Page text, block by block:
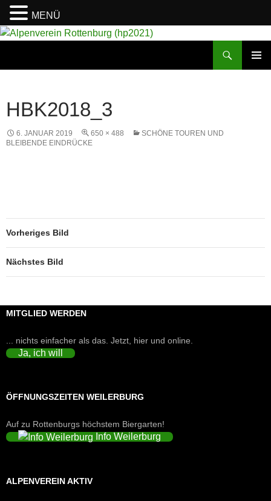
HBK2018_3
6. JANUAR 2019 650 × 488
SCHÖNE TOUREN UND
BLEIBENDE EINDRÜCKE
Vorheriges Bild
Nächstes Bild
MITGLIED WERDEN
... nichts einfacher als das. Jetzt, hier und online.
Ja, ich will
ÖFFNUNGSZEITEN WEILERBURG
Auf zu Rottenburgs höchstem Biergarten!
Info Weilerburg
ALPENVEREIN AKTIV
MENÜ